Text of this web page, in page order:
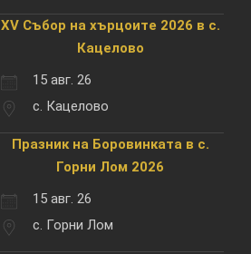
XV Събор на хърцоите 2026 в с.
Кацелово
15 авг. 26
с. Кацелово
Празник на Боровинката в с.
Горни Лом 2026
15 авг. 26
с. Горни Лом